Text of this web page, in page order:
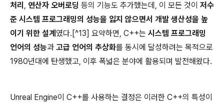
처리 , 연산자 오버로딩 등의 기능도 추가했는데, 이 모든 것이 저수
준 시스템 프로그래밍의 성능을 잃지 않으면서 개발 생산성을 높
이기 위한 설계 였다.[^13] 요약하면, C++는 시스템 프로그래밍
언어의 성능과 고급 언어의 추상화를 동시에 달성하려는 목적으로
1980년대에 탄생했고, 이후 폭넓은 분야에 활용되며 발전해왔다.
Unreal Engine이 C++를 사용하는 결정은 이러한 C++의 특성이